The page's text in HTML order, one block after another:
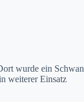
wurde ein Schwan
weiterer Einsatz